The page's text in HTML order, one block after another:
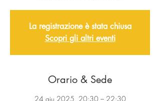
La registrazione è stata chiusa
Scopri gli altri eventi
Orario & Sede
24 giu 2025, 20:30 – 22:30